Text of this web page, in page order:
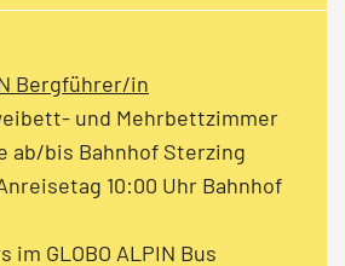
Bergführer/in
und Mehrbettzimmer
ab/bis Bahnhof Sterzing
10:00 Uhr Bahnhof
im GLOBO ALPIN Bus